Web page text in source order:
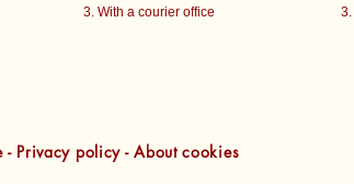
With a courier office
- Privacy policy - About cookies